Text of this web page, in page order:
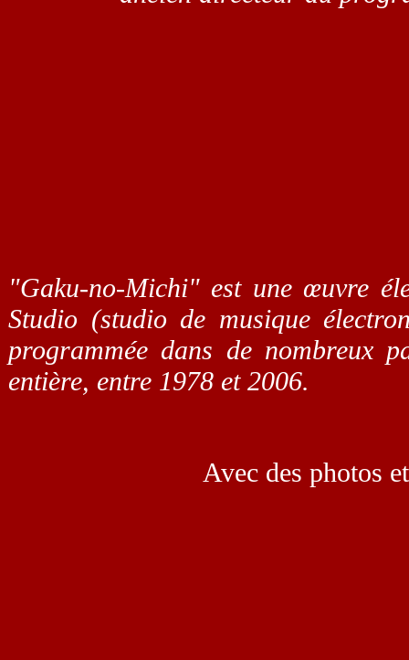
"Gaku-no-Michi" est une œuvre
Studio (studio de musique
programmée dans de nombreux
entière, entre 1978 et 2006.
Avec des photos